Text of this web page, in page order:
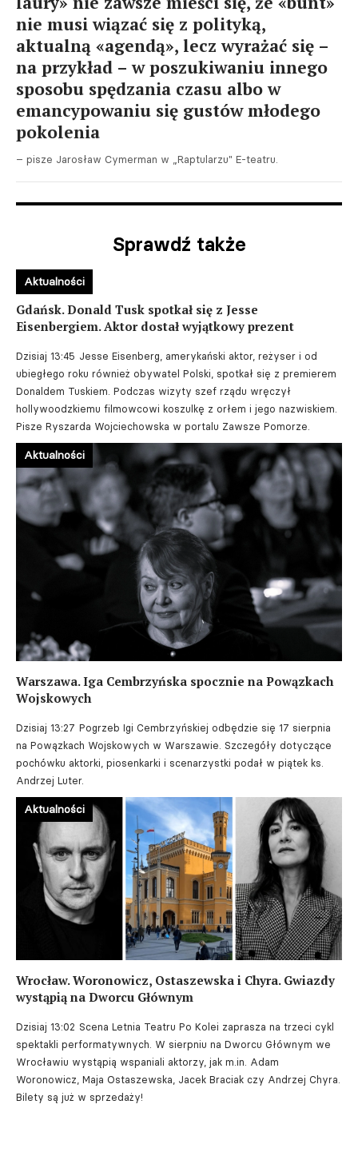
nie musi wiązać się z polityką,
aktualną «agendą», lecz wyrażać się –
na przykład – w poszukiwaniu innego
sposobu spędzania czasu albo w
emancypowaniu się gustów młodego
pokolenia
– pisze Jarosław Cymerman w „Raptularzu" E-teatru.
Sprawdź także
Gdańsk. Donald Tusk spotkał się z Jesse
Eisenbergiem. Aktor dostał wyjątkowy prezent
Dzisiaj 13:45 Jesse Eisenberg, amerykański aktor, reżyser i od
ubiegłego roku również obywatel Polski, spotkał się z premierem
Donaldem Tuskiem. Podczas wizyty szef rządu wręczył
hollywoodzkiemu filmowcowi koszulkę z orłem i jego nazwiskiem.
Pisze Ryszarda Wojciechowska w portalu Zawsze Pomorze.
Aktualności
Warszawa. Iga Cembrzyńska spocznie na Powązkach
Wojskowych
Dzisiaj 13:27 Pogrzeb Igi Cembrzyńskiej odbędzie się 17 sierpnia
na Powązkach Wojskowych w Warszawie. Szczegóły dotyczące
pochówku aktorki, piosenkarki i scenarzystki podał w piątek ks.
Andrzej Luter.
Aktualności
Wrocław. Woronowicz, Ostaszewska i Chyra. Gwiazdy
wystąpią na Dworcu Głównym
Dzisiaj 13:02 Scena Letnia Teatru Po Kolei zaprasza na trzeci cykl
spektakli performatywnych. W sierpniu na Dworcu Głównym we
Wrocławiu wystąpią wspaniali aktorzy, jak m.in. Adam
Woronowicz, Maja Ostaszewska, Jacek Braciak czy Andrzej Chyra.
Bilety są już w sprzedaży!
Aktualności